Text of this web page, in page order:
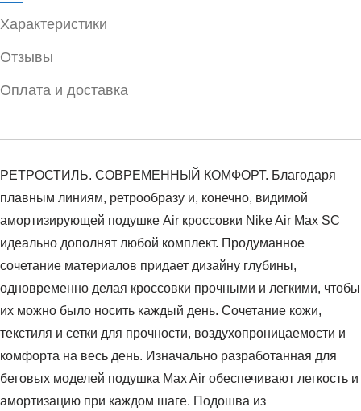
Характеристики
Отзывы
Оплата и доставка
РЕТРОСТИЛЬ. СОВРЕМЕННЫЙ КОМФОРТ. Благодаря
плавным линиям, ретрообразу и, конечно, видимой
амортизирующей подушке Air кроссовки Nike Air Max SC
идеально дополнят любой комплект. Продуманное
сочетание материалов придает дизайну глубины,
одновременно делая кроссовки прочными и легкими, чтобы
их можно было носить каждый день. Сочетание кожи,
текстиля и сетки для прочности, воздухопроницаемости и
комфорта на весь день. Изначально разработанная для
беговых моделей подушка Max Air обеспечивают легкость и
амортизацию при каждом шаге. Подошва из